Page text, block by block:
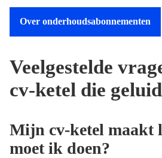
Over onderhoudsabonnementen
Veelgestelde
cv-ketel die
Mijn cv-ketel maakt
moet ik doen?